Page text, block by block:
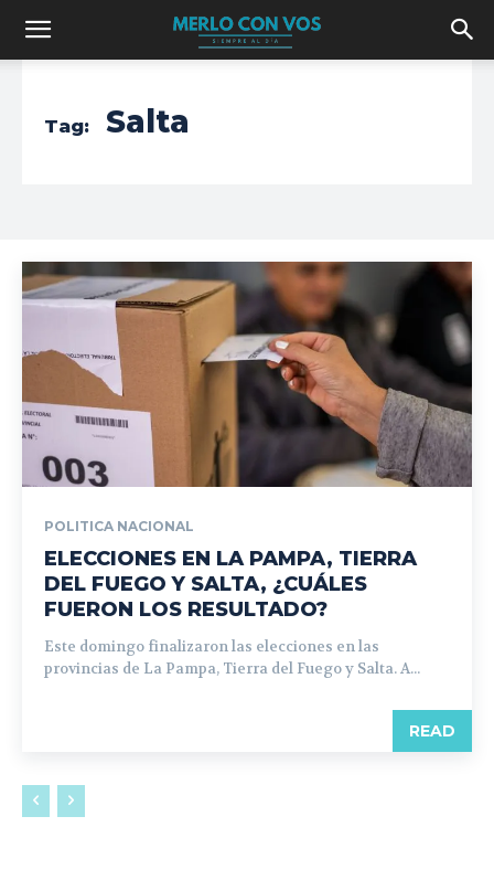
Tag: Salta
POLITICA NACIONAL
ELECCIONES EN LA PAMPA, TIERRA
DEL FUEGO Y SALTA, ¿CUÁLES
FUERON LOS RESULTADO?
Este domingo finalizaron las elecciones en las
provincias de La Pampa, Tierra del Fuego y Salta. A...
READ